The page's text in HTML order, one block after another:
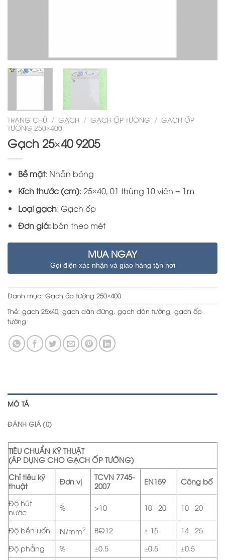
TRANG CHỦ / GẠCH / GẠCH ỐP TƯỜNG / GẠCH ỐP
TƯỜNG 250×400
Gạch 25×40 9205
Bề mặt: Nhẵn bóng
Kích thước (cm): 25×40, 01 thùng 10 viên = 1m
Loại gạch: Gạch ốp
Đơn giá:bán theo mét
MUA NGAY
Gọi điện xác nhận và giao hàng tận nơi
Danh mục: Gạch ốp tường 250×400
Thẻ: gạch 25x40, gạch dán đứng, gạch dán tường, gạch ốp
tường
MÔ TẢ
ĐÁNH GIÁ (0)
TIÊU CHUẨN KỸ THUẬT
(ÁP DỤNG CHO GẠCH ỐP TƯỜNG)
Chỉ tiêu kỹ
thuật
Đơn vị
TCVN 7745-
2007
EN159 Công bố
Độ hút
nước
% >10 10÷20 10÷20
Độ bền uốn N/mm2 BQ12 ≥ 15
14÷25
Độ phẳng
% ±0.5 ±0.5
±0.5